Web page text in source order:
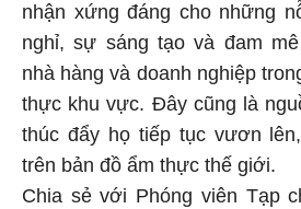
nhận xứng đáng cho những
nghỉ, sự sáng tạo và đam
nhà hàng và doanh nghiệp
thực khu vực. Đây cũng là
thúc đẩy họ tiếp tục vươn
trên bản đồ ẩm thực thế giới.
Chia sẻ với Phóng viên Tạp